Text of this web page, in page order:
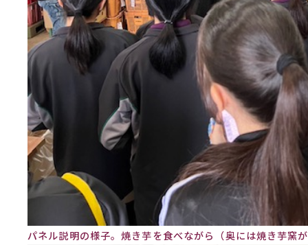
パネル説明の様子。焼き芋を食べながら（奥には焼き芋窯